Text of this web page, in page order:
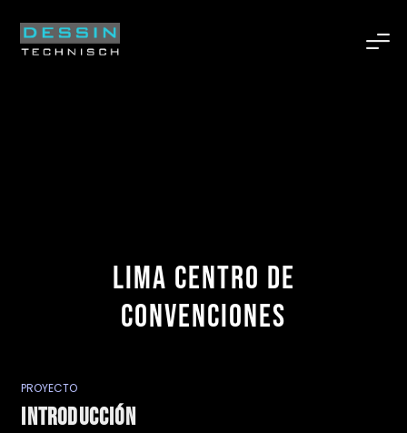
LIMA Centro de
Convenciones
PROYECTO
INTRODUCCIÓN